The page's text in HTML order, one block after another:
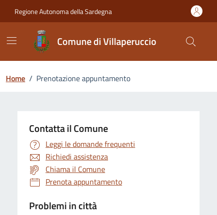
Regione Autonoma della Sardegna
Comune di Villaperuccio
Home / Prenotazione appuntamento
Contatta il Comune
Leggi le domande frequenti
Richiedi assistenza
Chiama il Comune
Prenota appuntamento
Problemi in città